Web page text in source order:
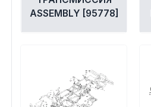
ASSEMBLY [95778]